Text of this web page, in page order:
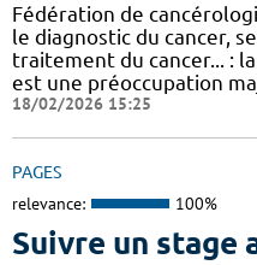
Fédération de
le diagnostic du cancer,
traitement du cancer... :
est une préoccupation
18/02/2026 15:25
PAGES
relevance: 100%
Suivre un stage